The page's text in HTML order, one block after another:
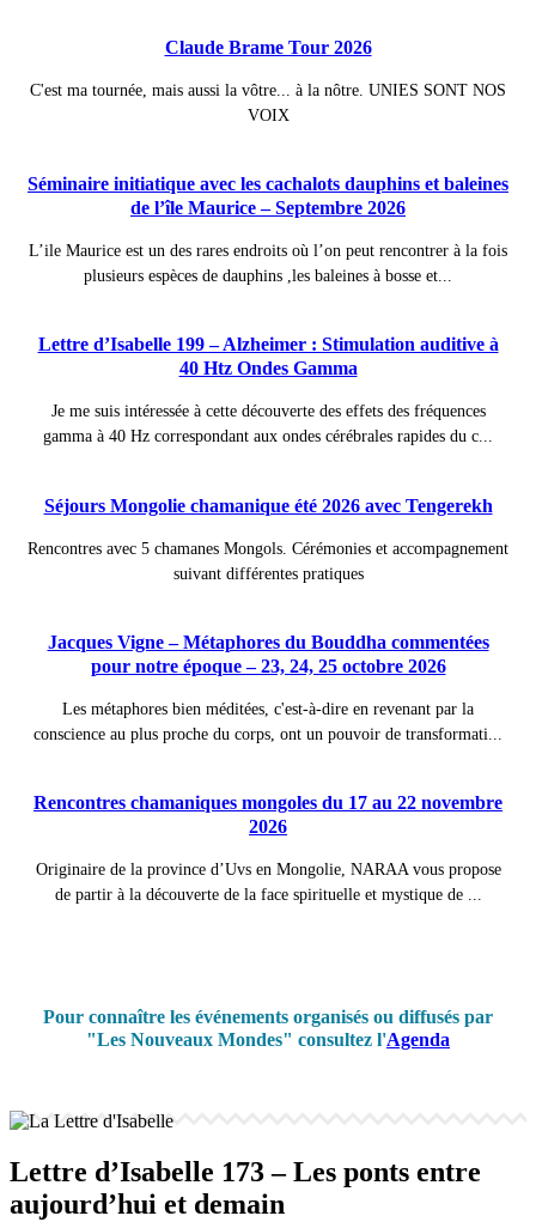
Claude Brame Tour 2026
C'est ma tournée, mais aussi la vôtre... à la nôtre. UNIES SONT NOS
VOIX
Séminaire initiatique avec les cachalots dauphins et baleines
de l’île Maurice – Septembre 2026
L’ile Maurice est un des rares endroits où l’on peut rencontrer à la fois
plusieurs espèces de dauphins ,les baleines à bosse et...
Lettre d’Isabelle 199 – Alzheimer : Stimulation auditive à
40 Htz Ondes Gamma
Je me suis intéressée à cette découverte des effets des fréquences
gamma à 40 Hz correspondant aux ondes cérébrales rapides du c...
Séjours Mongolie chamanique été 2026 avec Tengerekh
Rencontres avec 5 chamanes Mongols. Cérémonies et accompagnement
suivant différentes pratiques
Jacques Vigne – Métaphores du Bouddha commentées
pour notre époque – 23, 24, 25 octobre 2026
Les métaphores bien méditées, c'est-à-dire en revenant par la
conscience au plus proche du corps, ont un pouvoir de transformati...
Rencontres chamaniques mongoles du 17 au 22 novembre
2026
Originaire de la province d’Uvs en Mongolie, NARAA vous propose
de partir à la découverte de la face spirituelle et mystique de ...
Pour connaître les événements organisés ou diffusés par
"Les Nouveaux Mondes" consultez l'Agenda
Lettre d’Isabelle 173 – Les ponts entre
aujourd’hui et demain